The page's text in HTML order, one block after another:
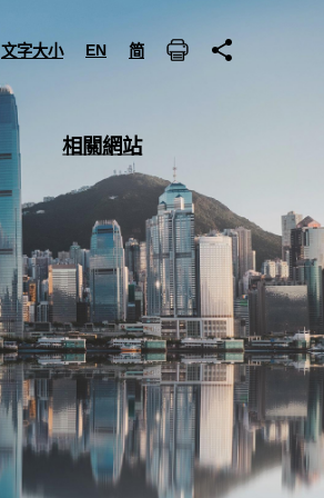
文字大小 EN 简
列
分
打
7
相關網站